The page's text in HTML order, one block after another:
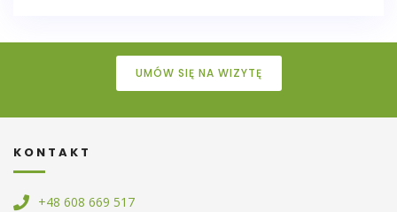
UMÓW SIĘ NA WIZYTĘ
KONTAKT
+48 608 669 517